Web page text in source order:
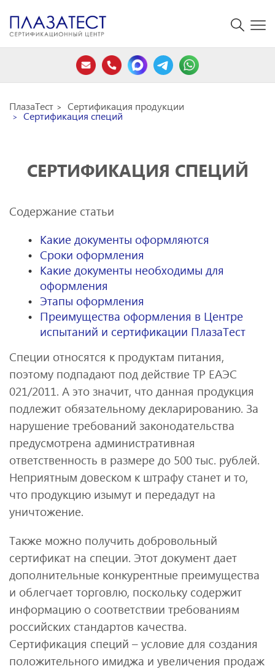
ПлазаТест Сертификация продукции
Сертификация специй
СЕРТИФИКАЦИЯ СПЕЦИЙ
Содержание статьи
Какие документы оформляются
Сроки оформления
Какие документы необходимы для
оформления
Этапы оформления
Преимущества оформления в Центре
испытаний и сертификации ПлазаТест
Специи относятся к продуктам питания,
поэтому подпадают под действие ТР ЕАЭС
021/2011. А это значит, что данная продукция
подлежит обязательному декларированию. За
нарушение требований законодательства
предусмотрена административная
ответственность в размере до 500 тыс. рублей.
Неприятным довеском к штрафу станет и то,
что продукцию изымут и передадут на
уничтожение.
Также можно получить добровольный
сертификат на специи. Этот документ дает
дополнительные конкурентные преимущества
и облегчает торговлю, поскольку содержит
информацию о соответствии требованиям
российских стандартов качества.
Сертификация специй – условие для создания
положительного имиджа и увеличения продаж